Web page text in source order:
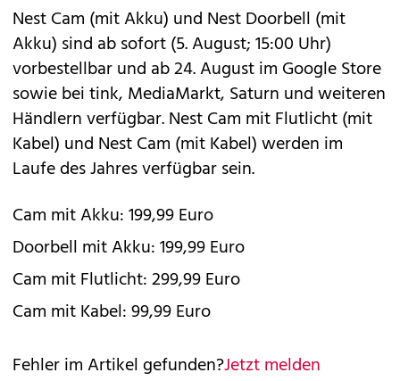
Nest Cam (mit Akku) und Nest Doorbell (mit
Akku) sind ab sofort (5. August; 15:00 Uhr)
vorbestellbar und ab 24. August im Google Store
sowie beitink, MediaMarkt, Saturn und weiteren
Händlern verfügbar. Nest Cam mit Flutlicht (mit
Kabel) und Nest Cam (mit Kabel) werden im
Laufe des Jahres verfügbar sein.
Cam mit Akku: 199,99 Euro
Doorbell mit Akku: 199,99 Euro
Cam mit Flutlicht: 299,99 Euro
Cam mit Kabel: 99,99 Euro
Fehler im Artikel gefunden?Jetzt melden